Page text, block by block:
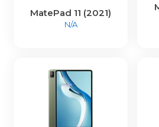
MatePad 11 (2021)
N/A